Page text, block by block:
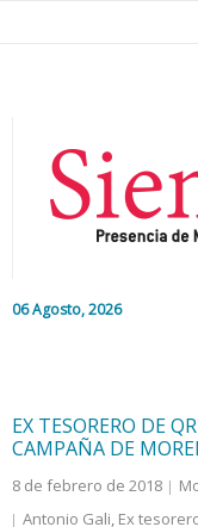
06 Agosto, 2026
EX TESORERO DE
CAMPAÑA DE
8 de febrero de 2018
Antonio Gali, Ex